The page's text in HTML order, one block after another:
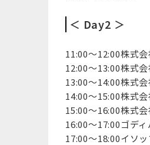
＜ Day2 ＞
11:00～12:00株式
12:00～13:00株式
13:00～14:00株式
14:00～15:00株式
15:00～16:00株式
16:00～17:00ゴデ
17:00～18:00イソ